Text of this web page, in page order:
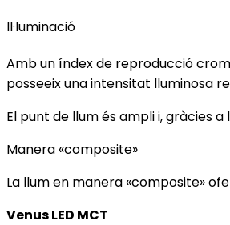
Il·luminació
Amb un índex de reproducció
posseeix una intensitat lluminosa
El punt de llum és ampli i, gràcies
Manera «composite»
La llum en manera «composite»
Venus LED MCT